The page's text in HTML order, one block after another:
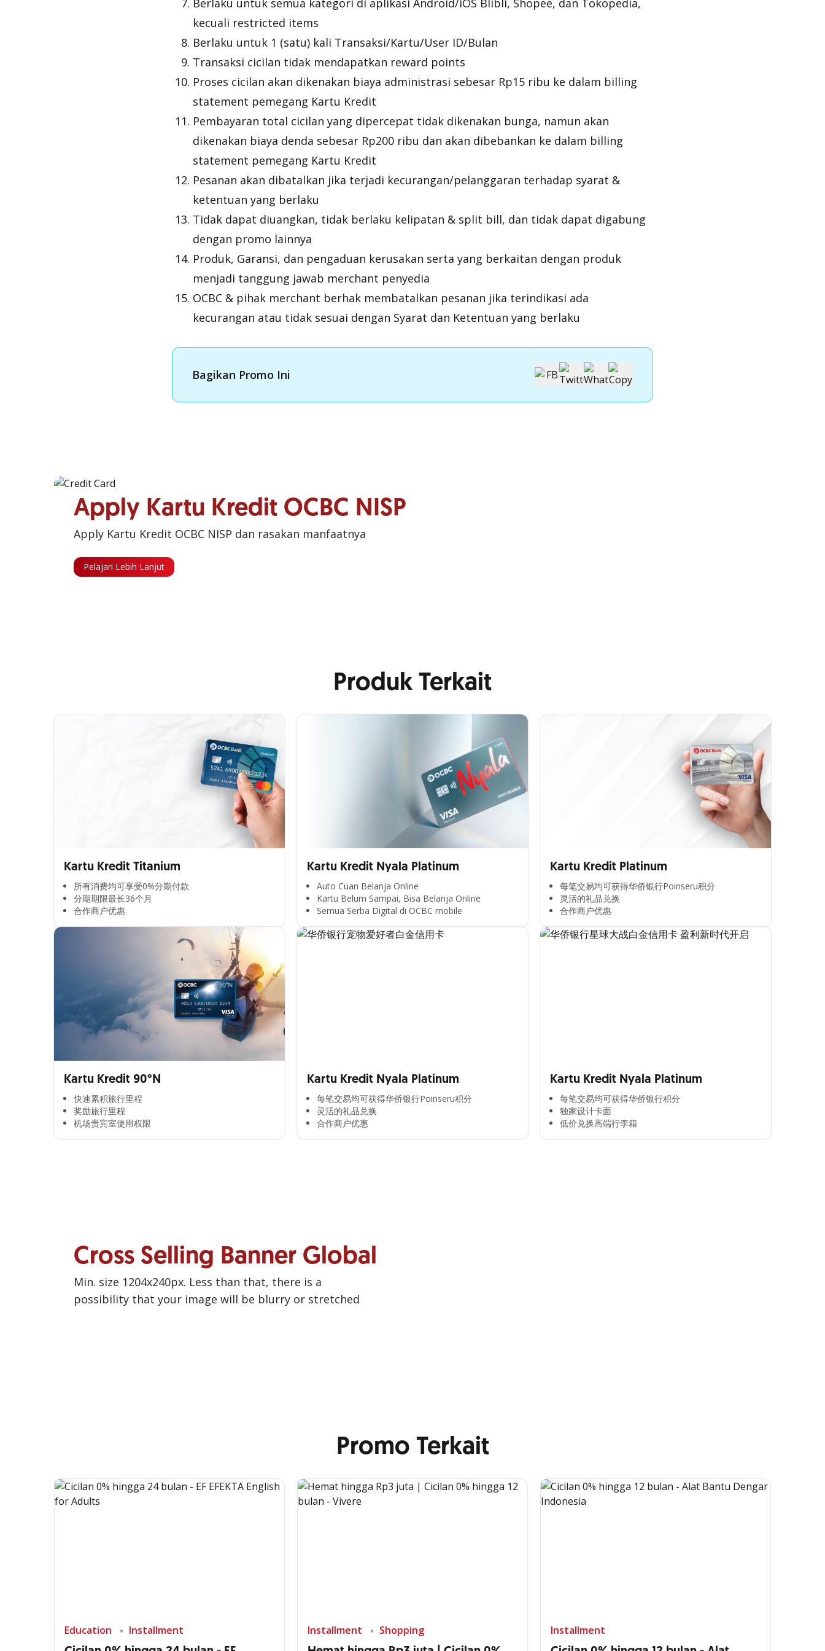
Berlaku untuk semua kategori di aplikasi Android/iOS Blibli, Shopee, dan Tokopedia,
kecuali restricted items
Berlaku untuk 1 (satu) kali Transaksi/Kartu/User ID/Bulan
Transaksi cicilan tidak mendapatkan reward points
Proses cicilan akan dikenakan biaya administrasi sebesar Rp15 ribu ke dalam billing
statement pemegang Kartu Kredit
Pembayaran total cicilan yang dipercepat tidak dikenakan bunga, namun akan
dikenakan biaya denda sebesar Rp200 ribu dan akan dibebankan ke dalam billing
statement pemegang Kartu Kredit
Pesanan akan dibatalkan jika terjadi kecurangan/pelanggaran terhadap syarat &
ketentuan yang berlaku
Tidak dapat diuangkan, tidak berlaku kelipatan & split bill, dan tidak dapat digabung
dengan promo lainnya
Produk, Garansi, dan pengaduan kerusakan serta yang berkaitan dengan produk
menjadi tanggung jawab merchant penyedia
OCBC & pihak merchant berhak membatalkan pesanan jika terindikasi ada
kecurangan atau tidak sesuai dengan Syarat dan Ketentuan yang berlaku
Bagikan Promo Ini
Apply Kartu Kredit OCBC NISP
Apply Kartu Kredit OCBC NISP dan rasakan manfaatnya
Pelajari Lebih Lanjut
Produk Terkait
Kartu Kredit Titanium
所有消费均可享受0%分期付款​
分期期限最长36个月​
合作商户优惠​
Kartu Kredit Nyala Platinum
Auto Cuan Belanja Online
Kartu Belum Sampai, Bisa Belanja Online
Semua Serba Digital di OCBC mobile
Kartu Kredit Platinum
每笔交易均可获得华侨银行Poinseru积分​
灵活的礼品兑换​
合作商户优惠​
Kartu Kredit 90°N
快速累积旅行里程​
奖励旅行里程​
机场贵宾室使用权限​
Kartu Kredit Nyala Platinum
每笔交易均可获得华侨银行Poinseru积分​
灵活的礼品兑换​
合作商户优惠​
Kartu Kredit Nyala Platinum
每笔交易均可获得华侨银行积分​
独家设计卡面​
低价兑换高端行李箱​
Cross Selling Banner Global
Min. size 1204x240px. Less than that, there is a
possibility that your image will be blurry or stretched
Promo Terkait
Education Installment Installment Shopping Installment